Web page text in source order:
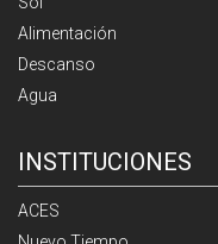
Alimentación
Descanso
Agua
INSTITUCIONES
ACES